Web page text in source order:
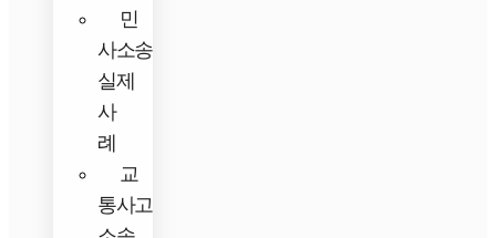
민
사소송
실제
사
례
교
통사고